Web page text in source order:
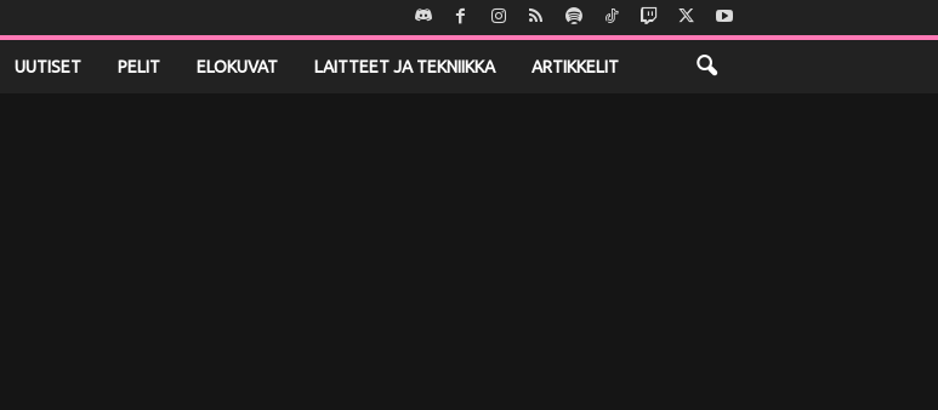
UUTISET PELIT ELOKUVAT LAITTEET JA TEKNIIKKA ARTIKKELIT